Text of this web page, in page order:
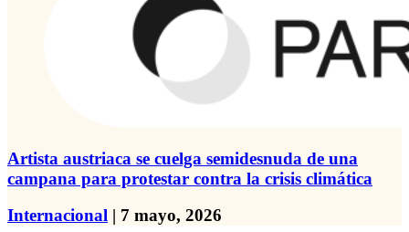
Artista austriaca se cuelga semidesnuda de una
campana para protestar contra la crisis climática
Internacional | 7 mayo, 2026